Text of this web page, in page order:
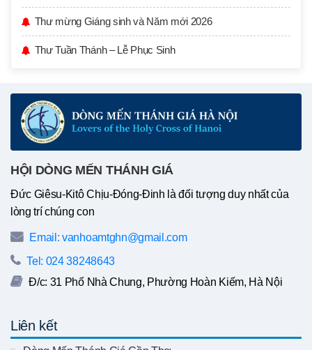
Thư mừng Giáng sinh và Năm mới 2026
Thư Tuần Thánh – Lễ Phục Sinh
HỘI DÒNG MẾN THÁNH GIÁ
Đức Giêsu-Kitô Chịu-Đóng-Đinh là đối tượng duy nhất của
lòng trí chúng con
Email: vanhoamtghn@gmail.com
Tel: 024 38248643
Đ/c: 31 Phố Nhà Chung, Phường Hoàn Kiếm, Hà Nội
Liên kết